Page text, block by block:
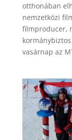
otthonában
nemzetközi
filmproducer,
vasárnap az